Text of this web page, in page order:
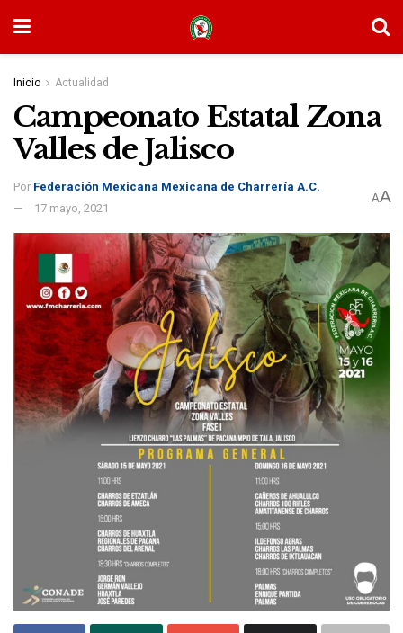
Inicio Actualidad
Campeonato Estatal Zona
Valles de Jalisco
Por Federación Mexicana Mexicana de Charrería A.C.
17 mayo, 2021
AA